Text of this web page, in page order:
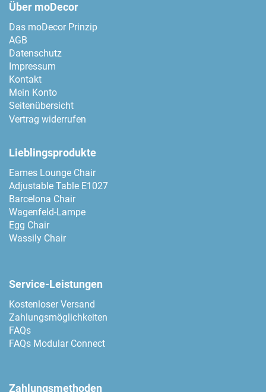
Über moDecor
Das moDecor Prinzip
AGB
Datenschutz
Impressum
Kontakt
Mein Konto
Seitenübersicht
Vertrag widerrufen
Lieblingsprodukte
Eames Lounge Chair
Adjustable Table E1027
Barcelona Chair
Wagenfeld-Lampe
Egg Chair
Wassily Chair
Service-Leistungen
Kostenloser Versand
Zahlungsmöglichkeiten
FAQs
FAQs Modular Connect
Zahlungsmethoden